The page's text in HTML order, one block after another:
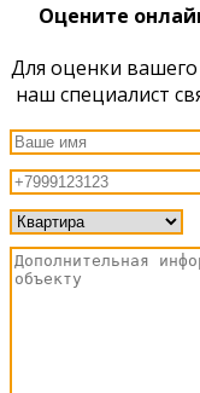
Оцените
Для оценки
наш специалист